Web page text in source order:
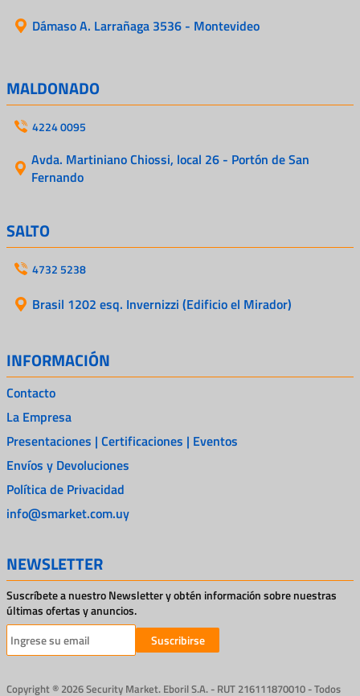
Dámaso A. Larrañaga 3536 - Montevideo
MALDONADO
4224 0095
Avda. Martiniano Chiossi, local 26 - Portón de San
Fernando
SALTO
4732 5238
Brasil 1202 esq. Invernizzi (Edificio el Mirador)
INFORMACIÓN
Contacto
La Empresa
Presentaciones | Certificaciones | Eventos
Envíos y Devoluciones
Política de Privacidad
info@smarket.com.uy
NEWSLETTER
Suscríbete a nuestro Newsletter y obtén información sobre nuestras
últimas ofertas y anuncios.
Suscribirse
Copyright ® 2026 Security Market. Eboril S.A. - RUT 216111870010 - Todos